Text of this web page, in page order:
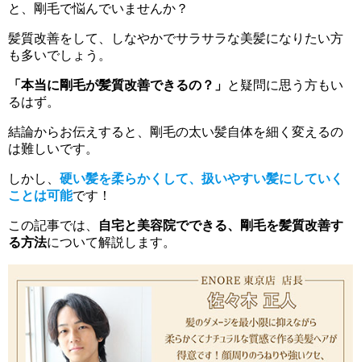
と、剛毛で悩んでいませんか？
髪質改善をして、しなやかでサラサラな美髪になりたい方
も多いでしょう。
「本当に剛毛が髪質改善できるの？」 と疑問に思う方もい
るはず。
結論からお伝えすると、剛毛の太い髪自体を細く変えるの
は難しいです。
しかし、 硬い髪を柔らかくして、扱いやすい髪にしていく
ことは可能です！
この記事では、
自宅と美容院でできる、剛毛を髪質改善す
る方法について解説します。